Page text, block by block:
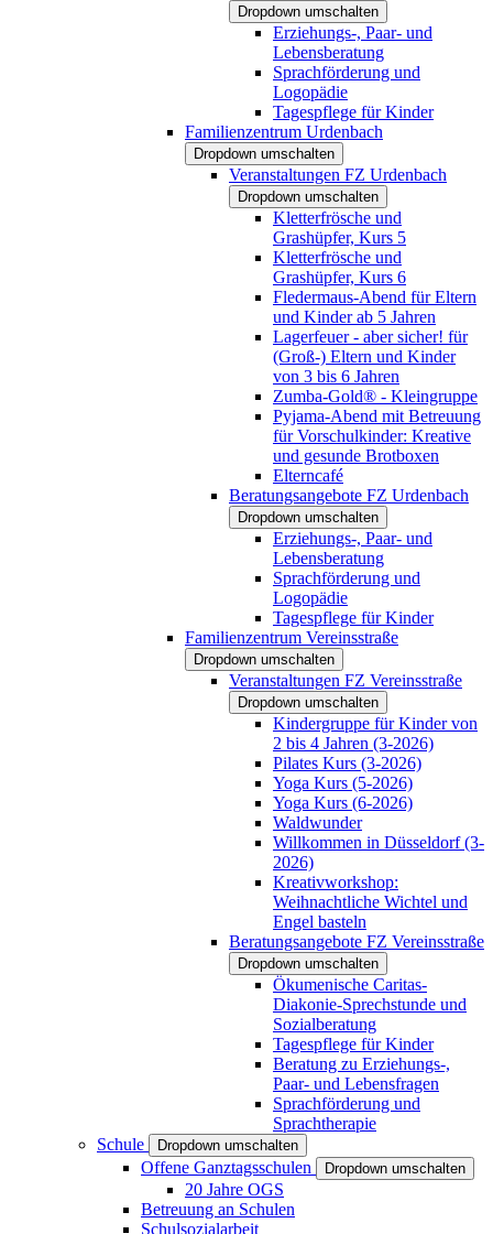
Dropdown umschalten
Erziehungs-, Paar- und
Lebensberatung
Sprachförderung und
Logopädie
Tagespflege für Kinder
Familienzentrum Urdenbach
Dropdown umschalten
Veranstaltungen FZ Urdenbach
Dropdown umschalten
Kletterfrösche und
Grashüpfer, Kurs 5
Kletterfrösche und
Grashüpfer, Kurs 6
Fledermaus-Abend für Eltern
und Kinder ab 5 Jahren
Lagerfeuer - aber sicher! für
(Groß-) Eltern und Kinder
von 3 bis 6 Jahren
Zumba-Gold® - Kleingruppe
Pyjama-Abend mit Betreuung
für Vorschulkinder: Kreative
und gesunde Brotboxen
Elterncafé
Beratungsangebote FZ Urdenbach
Dropdown umschalten
Erziehungs-, Paar- und
Lebensberatung
Sprachförderung und
Logopädie
Tagespflege für Kinder
Familienzentrum Vereinsstraße
Dropdown umschalten
Veranstaltungen FZ Vereinsstraße
Dropdown umschalten
Kindergruppe für Kinder von
2 bis 4 Jahren (3-2026)
Pilates Kurs (3-2026)
Yoga Kurs (5-2026)
Yoga Kurs (6-2026)
Waldwunder
Willkommen in Düsseldorf (3-
2026)
Kreativworkshop:
Weihnachtliche Wichtel und
Engel basteln
Beratungsangebote FZ Vereinsstraße
Dropdown umschalten
Ökumenische Caritas-
Diakonie-Sprechstunde und
Sozialberatung
Tagespflege für Kinder
Beratung zu Erziehungs-,
Paar- und Lebensfragen
Sprachförderung und
Sprachtherapie
Schule
Dropdown umschalten
Offene Ganztagsschulen Dropdown umschalten
20 Jahre OGS
Betreuung an Schulen
Schulsozialarbeit